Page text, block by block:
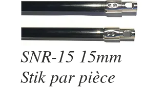
SNR-15 15mm
Stik par pièce